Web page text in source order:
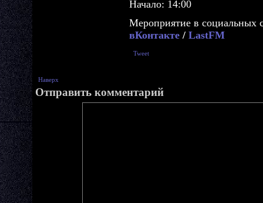
Начало: 14:00
Мероприятие в социальных
вКонтакте / LastFM
Tweet
Наверх
Отправить комментарий